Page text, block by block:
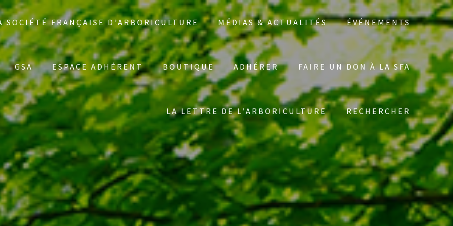
SOCIÉTÉ FRANÇAISE D’ARBORICULTURE MÉDIAS & ACTUALITÉS ÉVÉNEMENTS
GSA ESPACE ADHÉRENT BOUTIQUE ADHÉRER FAIRE UN DON À LA SFA
LA LETTRE DE L’ARBORICULTURE RECHERCHER
Search
for: